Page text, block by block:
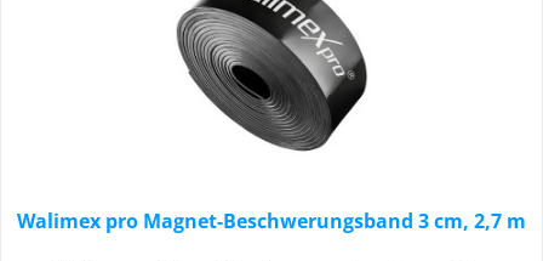
Walimex pro Magnet-Beschwerungsband 3 cm, 2,7 m